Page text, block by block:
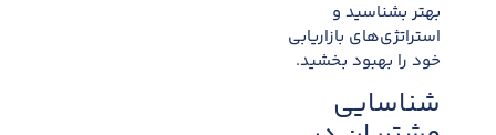
بهتر بشناسید و
استراتژی‌های بازاریابی
خود را بهبود بخشید.
شناسایی